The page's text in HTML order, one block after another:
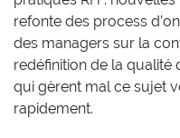
refonte des process
des managers sur la
redéfinition de la qualité
qui gèrent mal ce sujet
rapidement.